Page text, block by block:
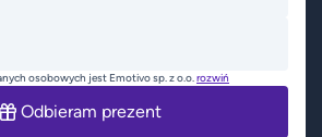
osobowych jest Emotivo sp. z o.o.rozwiń
Odbieram prezent